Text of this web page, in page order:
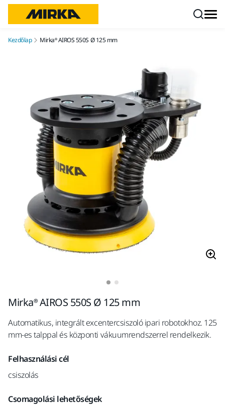
Kezdőlap Mirka® AIROS 550S Ø 125 mm
Mirka® AIROS 550S Ø 125 mm
Automatikus, integrált excentercsiszoló ipari robotokhoz. 125
mm-es talppal és központi vákuumrendszerrel rendelkezik.
Felhasználási cél
csiszolás
Csomagolási lehetőségek